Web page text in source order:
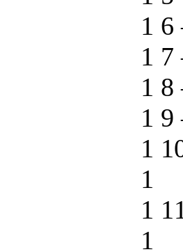
1 6
1 7
1 8
1 9
1
1
1
1